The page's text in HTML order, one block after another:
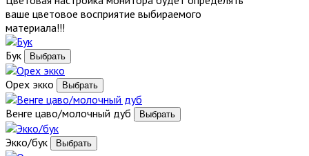
ваше цветовое восприятие выбираемого
материала!!!
Бук
Орех экко
Венге цаво/молочный дуб
Экко/бук